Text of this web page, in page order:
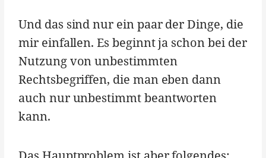
Und das sind nur ein paar der Dinge, die
mir einfallen. Es beginnt ja schon bei der
Nutzung von unbestimmten
Rechtsbegriffen, die man eben dann
auch nur unbestimmt beantworten
kann.